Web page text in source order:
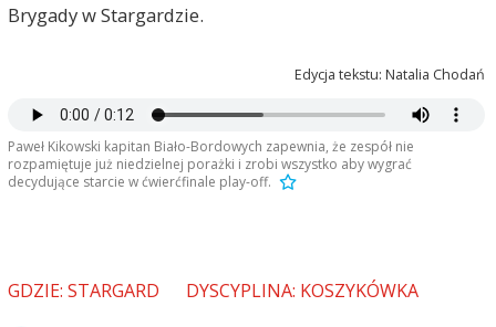
Brygady w Stargardzie.
Edycja tekstu: Natalia Chodań
Paweł Kikowski kapitan Biało-Bordowych zapewnia, że zespół nie
rozpamiętuje już niedzielnej porażki i zrobi wszystko aby wygrać
decydujące starcie w ćwierćfinale play-off.
GDZIE: STARGARD DYSCYPLINA: KOSZYKÓWKA